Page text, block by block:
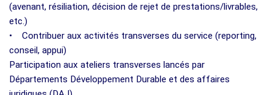
(avenant, résiliation, décision de rejet de prestations/livrables,
etc.)
• Contribuer aux activités transverses du service (reporting,
conseil, appui)
Participation aux ateliers transverses lancés par
Départements Développement Durable et des affaires